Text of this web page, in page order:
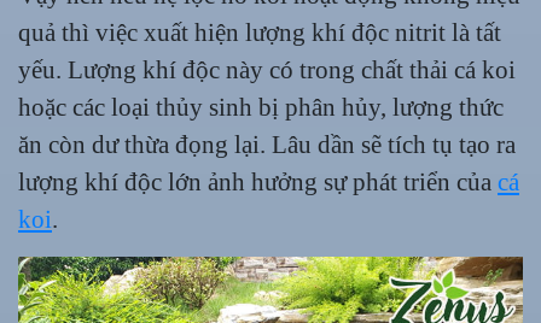
quả thì việc xuất hiện lượng khí độc nitrit là tất
yếu. Lượng khí độc này có trong chất thải cá koi
hoặc các loại thủy sinh bị phân hủy, lượng thức
ăn còn dư thừa đọng lại. Lâu dần sẽ tích tụ tạo ra
lượng khí độc lớn ảnh hưởng sự phát triển của cá
koi.